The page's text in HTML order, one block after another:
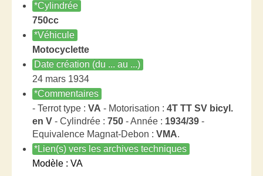
*Cylindrée
750cc
*Véhicule
Motocyclette
Date création (du ... au ...)
24 mars 1934
*Commentaires
- Terrot type : VA - Motorisation : 4T TT SV bicyl.
en V - Cylindrée : 750 - Année : 1934/39 -
Equivalence Magnat-Debon : VMA.
*Lien(s) vers les archives techniques
Modèle : VA